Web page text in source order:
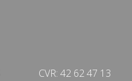
CVR: 42 62 47 13